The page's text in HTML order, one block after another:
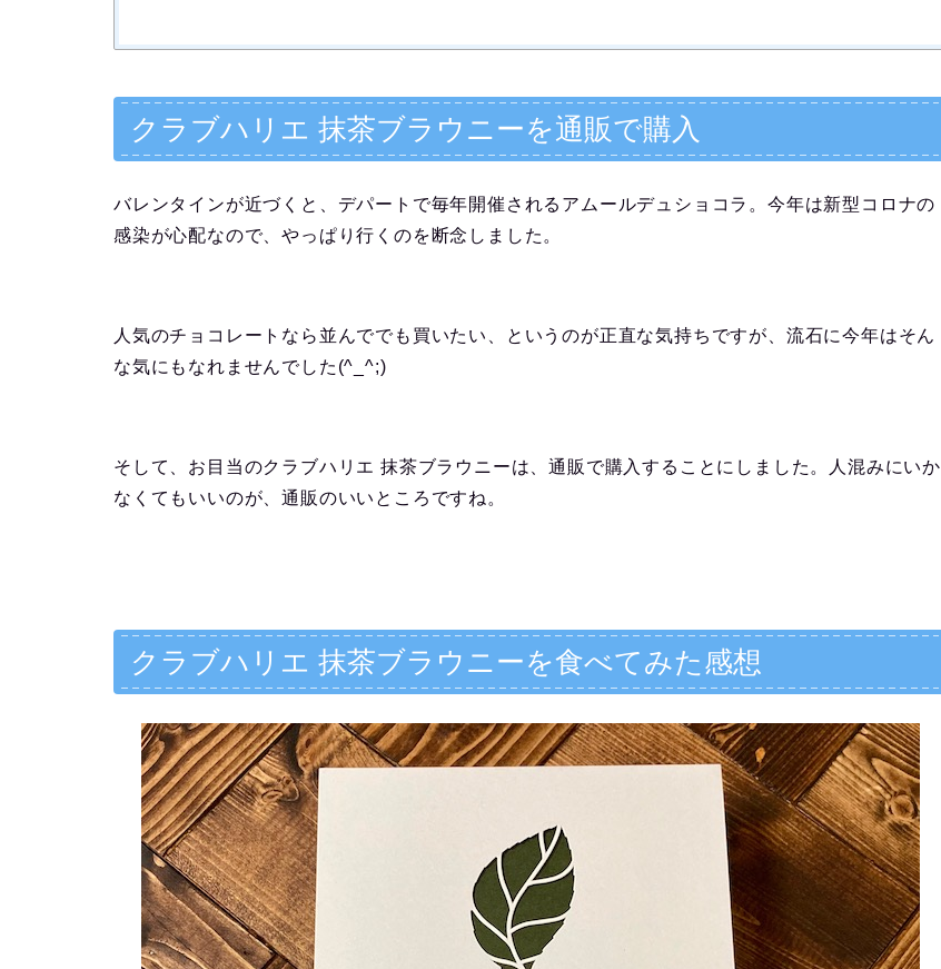
クラブハリエ 抹茶ブラウニーを通販で購入
バレンタインが近づくと、デパートで毎年開催されるアムールデュショコラ。今年は新型コロナの
感染が心配なので、やっぱり行くのを断念しました。
人気のチョコレートなら並んででも買いたい、というのが正直な気持ちですが、流石に今年はそん
な気にもなれませんでした(^_^;)
そして、お目当のクラブハリエ 抹茶ブラウニーは、通販で購入することにしました。人混みにいか
なくてもいいのが、通販のいいところですね。
クラブハリエ 抹茶ブラウニーを食べてみた感想